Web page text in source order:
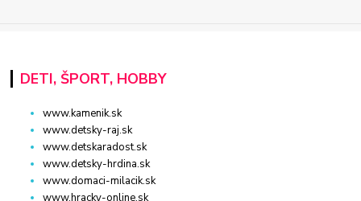
DETI, ŠPORT, HOBBY
www.kamenik.sk
www.detsky-raj.sk
www.detskaradost.sk
www.detsky-hrdina.sk
www.domaci-milacik.sk
www.hracky-online.sk